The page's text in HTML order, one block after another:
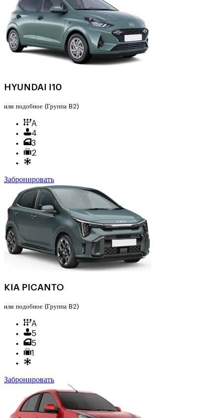
HYUNDAI I10
или подобное (Группа B2)
A
4
3
2
Забронировать
KIA PICANTO
или подобное (Группа B2)
A
5
5
1
Забронировать